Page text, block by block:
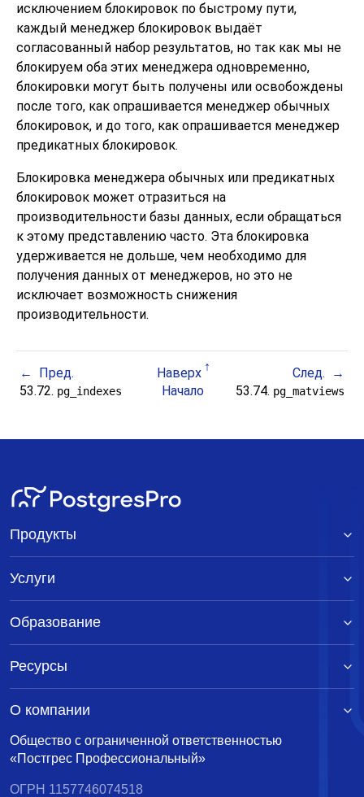
исключением блокировок по быстрому пути,
каждый менеджер блокировок выдаёт
согласованный набор результатов, но так как мы не
блокируем оба этих менеджера одновременно,
блокировки могут быть получены или освобождены
после того, как опрашивается менеджер обычных
блокировок, и до того, как опрашивается менеджер
предикатных блокировок.
Блокировка менеджера обычных или предикатных
блокировок может отразиться на
производительности базы данных, если обращаться
к этому представлению часто. Эта блокировка
удерживается не дольше, чем необходимо для
получения данных от менеджеров, но это не
исключает возможность снижения
производительности.
Пред. Наверх
След.
53.72. pg_indexes Начало 53.74. pg_matviews
Общество с ограниченной ответственностью
«Постгрес Профессиональный»
ОГРН 1157746074518
Продукты
Услуги
Образование
Ресурсы
О компании